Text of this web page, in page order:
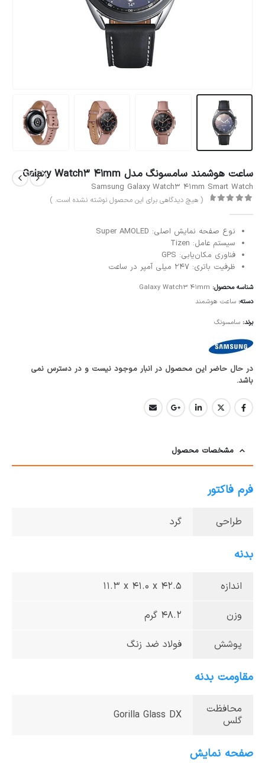
ساعت هوشمند سامسونگ مدل Galaxy Watch3 41mm
Samsung Galaxy Watch3 41mm Smart Watch
( هیچ دیدگاهی برای این محصول نوشته نشده است. )
نوع صفحه نمایش اصلی: Super AMOLED
سیستم عامل: Tizen
فناوری مکان‌یابی: GPS
ظرفیت باتری: 247 میلی آمپر در ساعت
شناسه محصول: Galaxy Watch3 41mm
دسته: ساعت هوشمند
برند: سامسونگ
در حال حاضر این محصول در انبار موجود نیست و در دسترس نمی
باشد.
مشخصات محصول
فرم فاکتور
طراحی گرد
بدنه
اندازه ‎11.3 x 41.0 x 42.5‎
وزن 48.2 گرم
پوشش فولاد ضد زنگ
مقاومت بدنه
محافظت
گلس
Gorilla Glass DX
صفحه نمایش